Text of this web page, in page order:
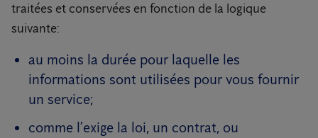
traitées et conservées en fonction de la logique
suivante:
au moins la durée pour laquelle les
informations sont utilisées pour vous fournir
un service;
comme l’exige la loi, un contrat, ou